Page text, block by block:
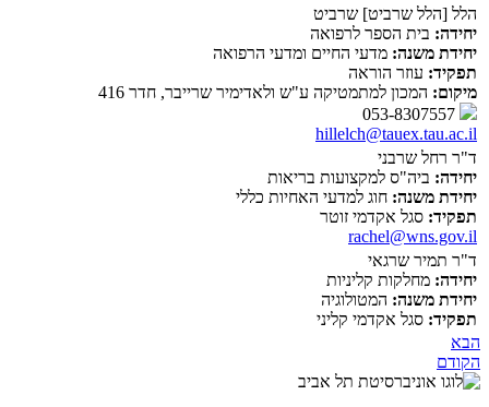
הלל [הלל שרביט] שרביט
יחידה: בית הספר לרפואה
יחידת משנה: מדעי החיים ומדעי הרפואה
תפקיד: עוזר הוראה
מיקום: המכון למתמטיקה ע"ש ולאדימיר שרייבר, חדר 416
hillelch@tauex.tau.ac.il
ד"ר רחל שרבני
יחידה: ביה"ס למקצועות בריאות
יחידת משנה: חוג למדעי האחיות כללי
תפקיד: סגל אקדמי זוטר
rachel@wns.gov.il
ד"ר תמיר שרגאי
יחידה: מחלקות קליניות
יחידת משנה: המטולוגיה
תפקיד: סגל אקדמי קליני
הבא
הקודם